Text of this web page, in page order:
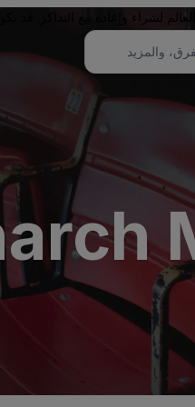
لشراء وإعادة بيع التذاكر. قد